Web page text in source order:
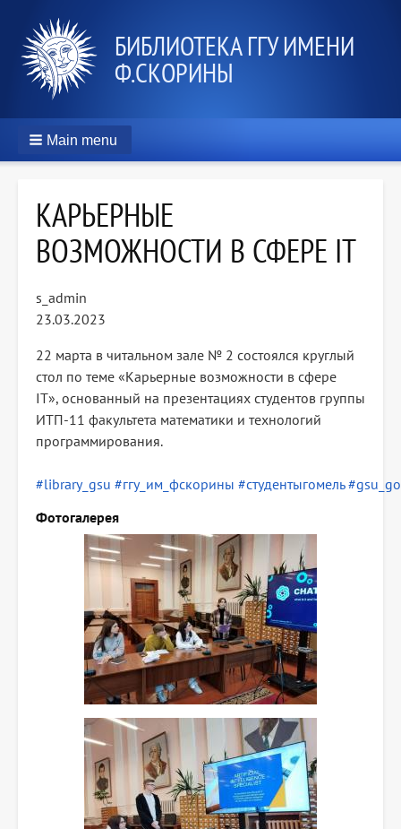
БИБЛИОТЕКА ГГУ ИМЕНИ
Ф.СКОРИНЫ
Main menu
КАРЬЕРНЫЕ
ВОЗМОЖНОСТИ В СФЕРЕ IT
s_admin
23.03.2023
22 марта в читальном зале № 2 состоялся круглый
стол по теме «Карьерные возможности в сфере
IT», основанный на презентациях студентов группы
ИТП-11 факультета математики и технологий
программирования.
#library_gsu #ггу_им_фскорины #студентыгомель
Фотогалерея